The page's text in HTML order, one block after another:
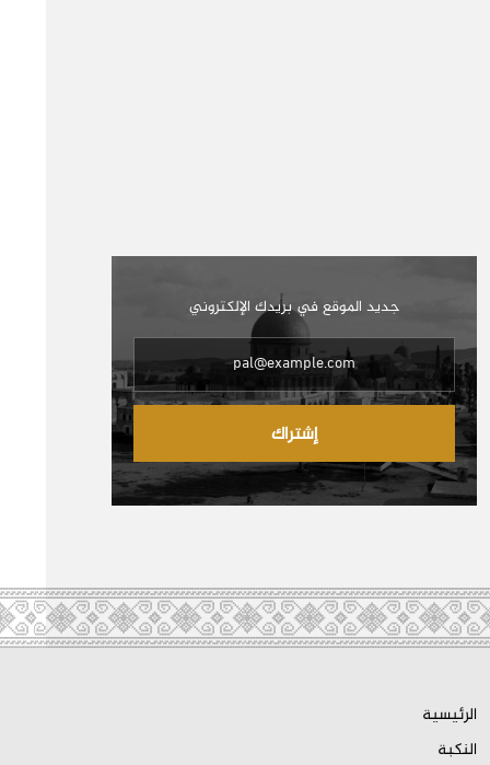
جديد الموقع في بريدك الإلكتروني
إشتراك
الرئيسية
النكبة